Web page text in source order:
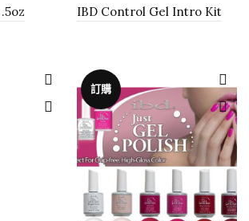
IBD Control Gel Intro Kit
訂購